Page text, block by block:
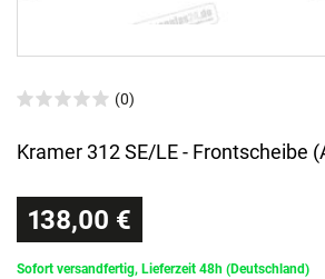
(0)
Kramer 312 SE/LE - Frontscheibe
138,00 €
Sofort versandfertig, Lieferzeit 48h (Deutschland)